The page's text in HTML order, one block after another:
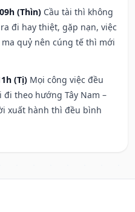
(Thìn) Cầu tài thì không
đi hay thiệt, gặp nạn, việc
quỷ nên cúng tế thì mới
(Tị) Mọi công việc đều
theo hướng Tây Nam –
xuất hành thì đều bình